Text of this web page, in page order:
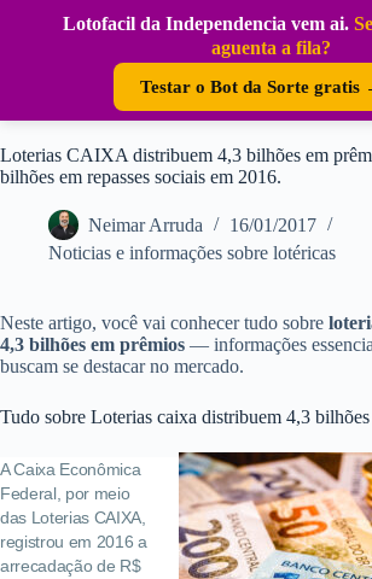
Lotofacil da Independencia vem ai.
aguenta a fila?
Testar o Bot da Sorte gratis
Loterias CAIXA distribuem 4,3 bilhões em
bilhões em repasses sociais em 2016.
Neimar Arruda
16/01/2017
Noticias e informações sobre lotéricas
Neste artigo, você vai conhecer tudo sobre
4,3 bilhões em prêmios — informações
buscam se destacar no mercado.
Tudo sobre Loterias caixa distribuem 4,3
A Caixa Econômica
Federal, por meio
das Loterias CAIXA,
registrou em 2016 a
arrecadação de R$